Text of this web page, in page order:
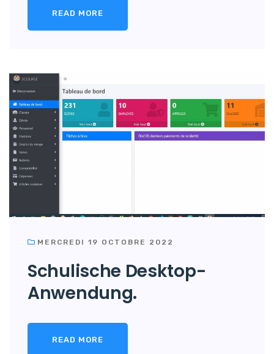
READ MORE
MERCREDI 19 OCTOBRE 2022
Schulische Desktop-
Anwendung.
READ MORE